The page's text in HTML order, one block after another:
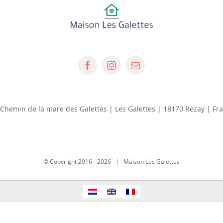
de la mare des Galettes | Les Galettes | 18170 Rezay |
© Copyright 2016 -2026 | Maison Les Galettes